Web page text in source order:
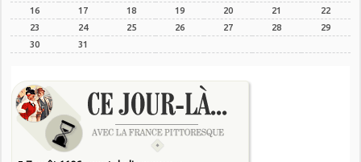
16
17 18 19 20 21
22
23
24 25 26 27 28
29
30
31